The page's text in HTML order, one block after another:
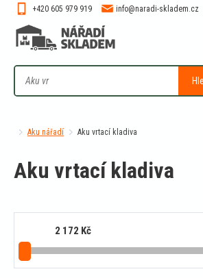
+420 605 979 919 info@naradi-skladem.cz
Aku nářadí Aku vrtací kladiva
Aku vrtací kladiva
2 172 Kč